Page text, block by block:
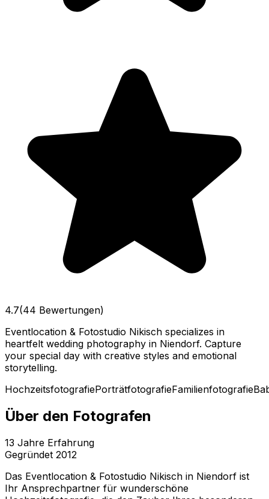
4.7(44 Bewertungen)
Eventlocation & Fotostudio Nikisch specializes in
heartfelt wedding photography in Niendorf. Capture
your special day with creative styles and emotional
storytelling.
HochzeitsfotografiePorträtfotografieFamilienfotografie
Über den Fotografen
13 Jahre Erfahrung
Gegründet 2012
Das Eventlocation & Fotostudio Nikisch in Niendorf ist
Ihr Ansprechpartner für wunderschöne